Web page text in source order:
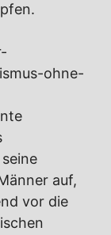
ohne-
auf,
vor die